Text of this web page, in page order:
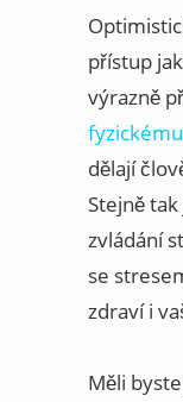
přístup
výrazně
dělají
Stejně
zvládání
se
zdraví i
Měli